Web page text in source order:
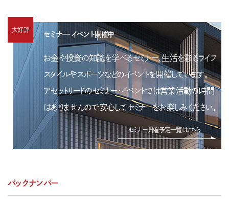
大好評
セミナー・イベント開催中
お金や投資の知識を学べるセミナー、生活を彩るライフ
スタイルやスポーツなどのイベントを開催しています。
アセットリードのセミナー・イベントでは営業活動の時間
はありませんので安心してセミナーをお楽しみください。
セミナー開催予定一覧はこちら
バックナンバー